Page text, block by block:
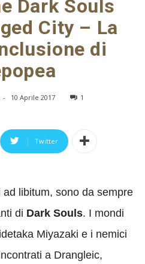
Dark Souls
City – La
di
- 10 Aprile 2017 1
Twitter
ad libitum, sono da sempre
di Dark Souls. I mondi
Miyazaki e i nemici
a Drangleic,